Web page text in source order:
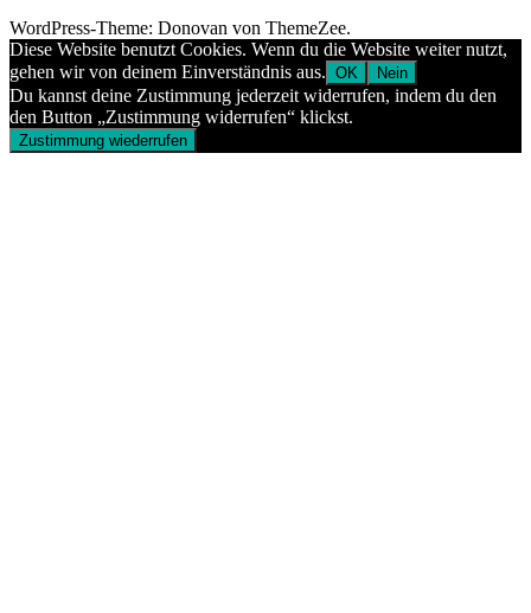
WordPress-Theme: Donovan von ThemeZee.
Diese Website benutzt Cookies. Wenn du die Website weiter nutzt,
gehen wir von deinem Einverständnis aus. OK Nein
Du kannst deine Zustimmung jederzeit widerrufen, indem du den
den Button „Zustimmung widerrufen“ klickst.
Zustimmung wiederrufen